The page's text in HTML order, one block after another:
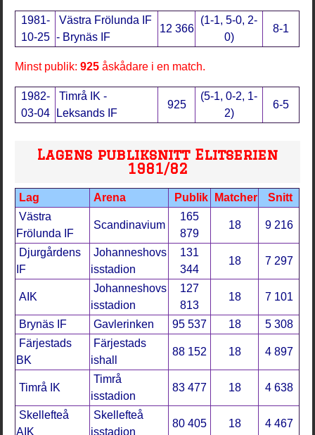
1981-
10-25
Västra Frölunda IF
- Brynäs IF
12 366
(1-1, 5-0, 2-
0)
8-1
Minst publik:925 åskådare i en match.
1982-
03-04
Timrå IK -
Leksands IF
925
(5-1, 0-2, 1-
2)
6-5
Lagens publiksnitt Elitserien
1981/82
Lag Arena Publik Matcher
Snitt
Västra
Frölunda IF
Scandinavium
165
879
18 9 216
Djurgårdens
IF
Johanneshovs
isstadion
131
344
18 7 297
AIK
Johanneshovs
isstadion
127
813
18 7 101
Brynäs IF Gavlerinken 95 537 18
5 308
Färjestads
BK
Färjestads
ishall
88 152 18 4 897
Timrå IK
Timrå
isstadion
83 477 18 4 638
Skellefteå
AIK
Skellefteå
isstadion
80 405 18 4 467